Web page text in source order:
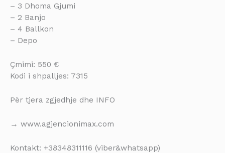
– 3 Dhoma Gjumi
– 2 Banjo
– 4 Ballkon
– Depo
Çmimi: 550 €
Kodi i shpalljes: 7315
Për tjera zgjedhje dhe INFO
→ www.agjencionimax.com
Kontakt: +38348311116 (viber&whatsapp)